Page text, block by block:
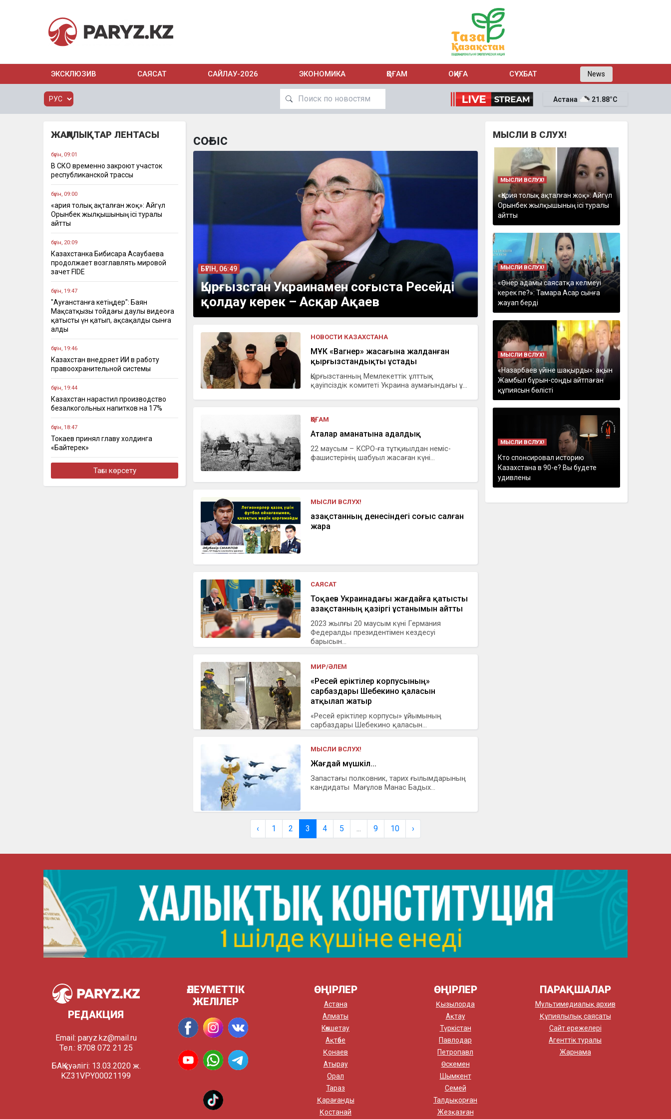
ЭКСКЛЮЗИВ САЯСАТ САЙЛАУ-2026 ЭКОНОМИКА ҚОҒАМ ОҚИҒА СҰХБАТ News
Астана 21.88°C
ЖАҢАЛЫҚТАР ЛЕНТАСЫ
бүгін, 09:01
В СКО временно закроют участок
республиканской трассы
бүгін, 09:00
«Қария толық ақталған жоқ»: Айгүл
Орынбек жылқышының ісі туралы
айтты
бүгін, 20:09
Казахстанка Бибисара Асаубаева
продолжает возглавлять мировой
зачет FIDE
бүгін, 19:47
"Ауғанстанға кетіңдер": Баян
Мақсатқызы тойдағы даулы видеоға
қатысты үн қатып, ақсақалды сынға
алды
бүгін, 19:46
Казахстан внедряет ИИ в работу
правоохранительной системы
бүгін, 19:44
Казахстан нарастил производство
безалкогольных напитков на 17%
бүгін, 18:47
Токаев принял главу холдинга
«Байтерек»
Президент «Бәйтерек» холдингінің
даму жоспарымен танысты
Тағы көрсету
соғыс
БҮГІН, 06:49
Қырғызстан Украинамен соғыста Ресейді
қолдау керек – Асқар Ақаев
НОВОСТИ КАЗАХСТАНА
МҰҚК «Вагнер» жасағына жалданған
қырғызстандықты ұстады
Қырғызстанның Мемлекеттік ұлттық
қауіпсіздік комитеті Украина аумағындағы ұ...
ҚОҒАМ
Аталар аманатына адалдық
22 маусым – КСРО-ға тұтқиылдан неміс-
фашистерінің шабуыл жасаған күні...
МЫСЛИ ВСЛУХ!
Қазақстанның денесіндегі соғыс салған
жара
САЯСАТ
Тоқаев Украинадағы жағдайға қатысты
Қазақстанның қазіргі ұстанымын айтты
2023 жылғы 20 маусым күні Германия
Федералды президентімен кездесуі
барысын...
МИР/ӘЛЕМ
«Ресей еріктілер корпусының»
сарбаздары Шебекино қаласын
атқылап жатыр
«Ресей еріктілер корпусы» ұйымының
сарбаздары Шебекино қаласын...
МЫСЛИ ВСЛУХ!
Жағдай мүшкіл...
Запастағы полковник, тарих ғылымдарының
кандидаты Мағұлов Манас Бадых...
МЫСЛИ В СЛУХ!
МЫСЛИ ВСЛУХ!
«Қария толық ақталған жоқ»: Айгүл
Орынбек жылқышының ісі туралы
айтты
МЫСЛИ ВСЛУХ!
«Өнер адамы саясатқа келмеуі
керек пе?»: Тамара Асар сынға
жауап берді
МЫСЛИ ВСЛУХ!
«Назарбаев үйіне шақырды»: ақын
Жамбыл бұрын-соңды айтпаған
құпиясын бөлісті
МЫСЛИ ВСЛУХ!
Кто спонсировал историю
Казахстана в 90-е? Вы будете
удивлены
‹ 1 2 3 4 5 ... 9 10 ›
РЕДАКЦИЯ
Email: paryz.kz@mail.ru
Тел.: 8708 072 21 25
БАҚ куәлігі: 13.03.2020 ж.
KZ31VPY00021199
ӘЛЕУМЕТТІК
ЖЕЛІЛЕР
ӨҢІРЛЕР
Астана
Алматы
Көкшетау
Ақтөбе
Қонаев
Атырау
Орал
Тараз
Қарағанды
Қостанай
ӨҢІРЛЕР
Қызылорда
Ақтау
Түркістан
Павлодар
Петропавл
Өскемен
Шымкент
Семей
Талдықорған
Жезқазған
ПАРАҚШАЛАР
Мультимедиалық архив
Құпиялылық саясаты
Сайт ережелері
Агенттік туралы
Жарнама